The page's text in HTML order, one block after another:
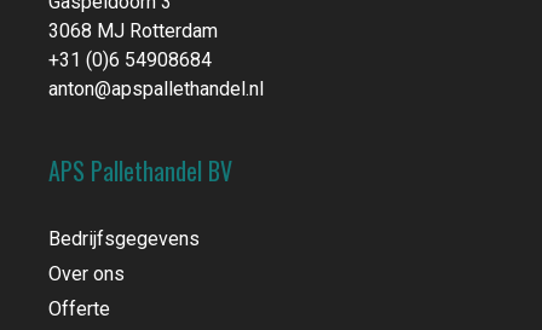
3068 MJ Rotterdam
+31 (0)6 54908684
anton@apspallethandel.nl
APS Pallethandel BV
Bedrijfsgegevens
Over ons
Offerte